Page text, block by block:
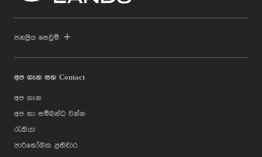
ජනප්‍රිය සෙවුම්
අප ගැන සහ Contact
අප ගැන
අප හා සම්බන්ධ වන්න
රැකියා
පාරිභෝගික ප්‍රතිචාර